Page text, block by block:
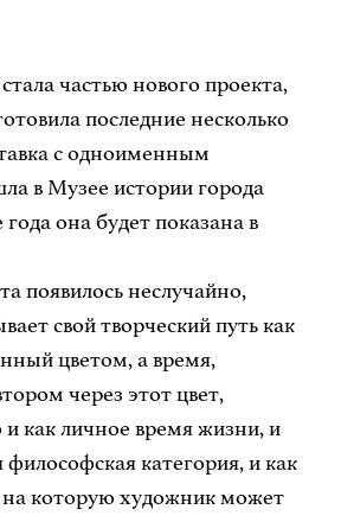
частью нового проекта,
последние несколько
с одноименным
в Музее истории города
она будет показана в
появилось неслучайно,
свой творческий путь как
цветом, а время,
через этот цвет,
как личное время жизни, и
философская категория, и как
на которую художник может